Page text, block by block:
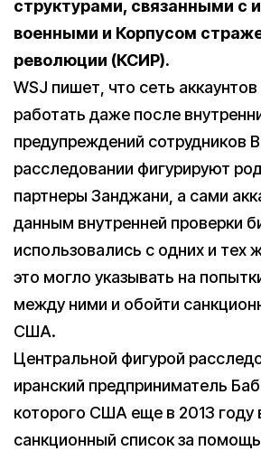
структурами, связанными с
военными и Корпусом
революции (КСИР).
WSJ пишет, что сеть
работать даже после
предупреждений сотрудников
расследовании фигурируют
партнеры Занджани, а сами
данным внутренней проверки
использовались с одних и тех
это могло указывать на
между ними и обойти
США.
Центральной фигурой
иранский предприниматель
которого США еще в 2013 году
санкционный список за помощь